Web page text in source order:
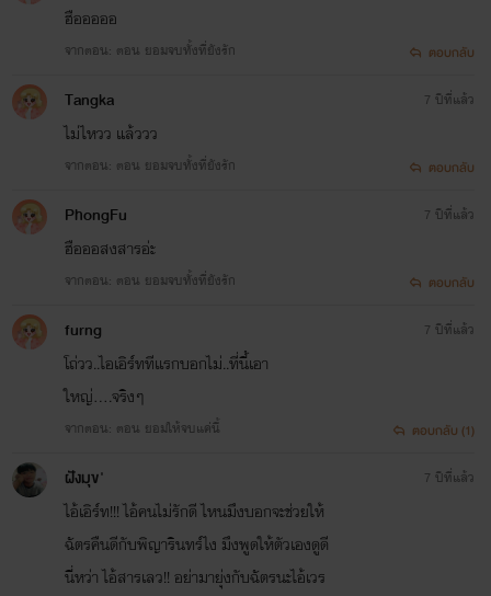
ฮือออออ
จากตอน: ตอน ยอมจบทั้งที่ยังรัก ตอบกลับ
Tangka
ไม่ไหวว แล้ววว
จากตอน: ตอน ยอมจบทั้งที่ยังรัก
7 ปีที่แล้ว
ตอบกลับ
PhongFu
ฮือออสงสารอ่ะ
จากตอน: ตอน ยอมจบทั้งที่ยังรัก
7 ปีที่แล้ว
ตอบกลับ
furng
โถ่วว..ไอเอิร์ททีเเรกบอกไม่..ที่นี้เอา
ใหญ่....จริงๆ
จากตอน: ตอน ยอมให้จบแค่นี้
7 ปีที่แล้ว
ตอบกลับ (1)
ฝังมุข'
ไอ้เอิร์ท!!! ไอ้คนไม่รักดี ไหนมึงบอกจะช่วยให้
ฉัตรคืนดีกับพิญารินทร์ไง มึงพูดให้ตัวเองดูดี
นี่หว่า ไอ้สารเลว!! อย่ามายุ่งกับฉัตรนะไอ้เวร
7 ปีที่แล้ว